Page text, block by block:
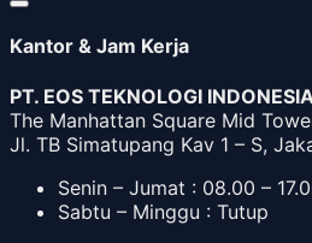
Kantor & Jam Kerja
PT. EOS TEKNOLOGI INDONESIA
The Manhattan Square Mid
Jl. TB Simatupang Kav 1 – S,
Senin – Jumat : 08.00 –
Sabtu – Minggu : Tutup